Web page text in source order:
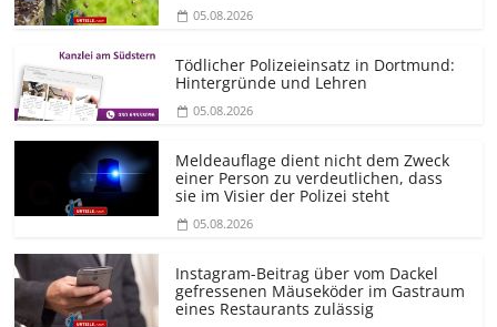
05.08.2026
Tödlicher Polizeieinsatz in Dortmund:
Hintergründe und Lehren
05.08.2026
Meldeauflage dient nicht dem Zweck
einer Person zu verdeutlichen, dass
sie im Visier der Polizei steht
05.08.2026
Instagram-Beitrag über vom Dackel
gefressenen Mäuseköder im Gastraum
eines Restaurants zulässig